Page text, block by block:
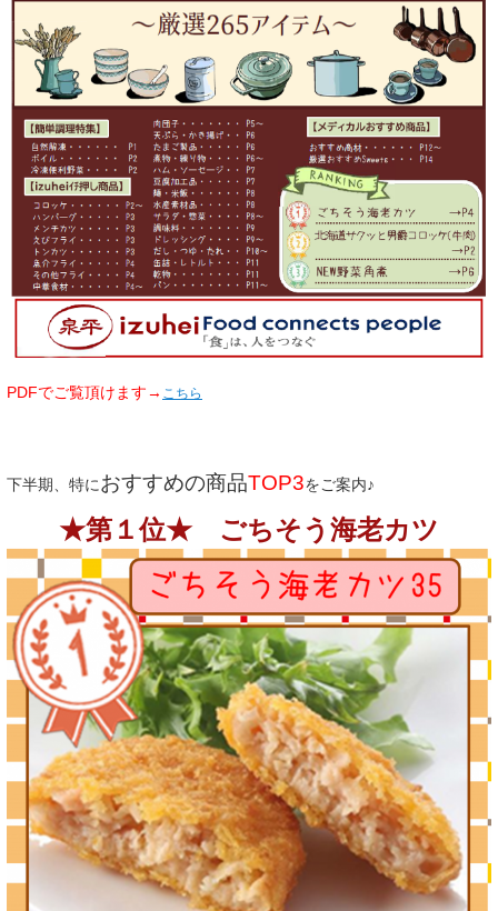
PDFでご覧頂けます→ こちら
下半期、特におすすめの商品TOP3をご案内♪
★第１位★ ごちそう海老カツ